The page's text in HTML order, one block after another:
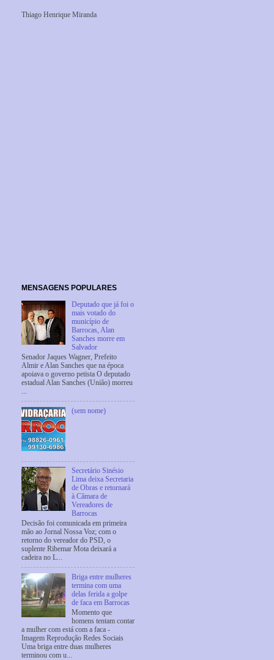
Thiago Henrique Miranda
MENSAGENS POPULARES
Deputado que já foi o
mais votado do
município de
Barrocas, Alan
Sanches morre em
Salvador
Senador Jaques Wagner, Prefeito
Almir e Alan Sanches que na época
apoiava o governo petista O deputado
estadual Alan Sanches (União) morreu
...
(sem nome)
Secretário Sinésio
Lima deixa Secretaria
de Obras e retornará
à Câmara de
Vereadores de
Barrocas
Decisão foi comunicada em primeira
mão ao Jornal Nossa Voz; com o
retorno do vereador do PSD, o
suplente Ribemar Mota deixará a
cadeira no L...
Briga entre mulheres
termina com uma
delas ferida a golpe
de faca em Barrocas
Momento que
homens tentam contar
a mulher com está com a faca -
Imagem Reprodução Redes Sociais
Uma briga entre duas mulheres
terminou com u...